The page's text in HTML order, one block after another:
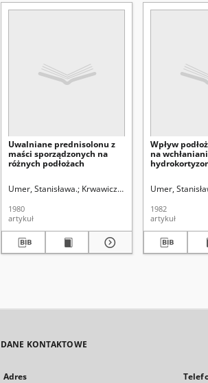
Uwalniane prednisolonu z
maści sporządzonych na
różnych podłożach
Umer, Stanisława. Krwawicz, Tadeusz (1910-1988).
1980
artykuł
Wpływ
na
Umer,
1982
artykuł
DANE KONTAKTOWE
Adres